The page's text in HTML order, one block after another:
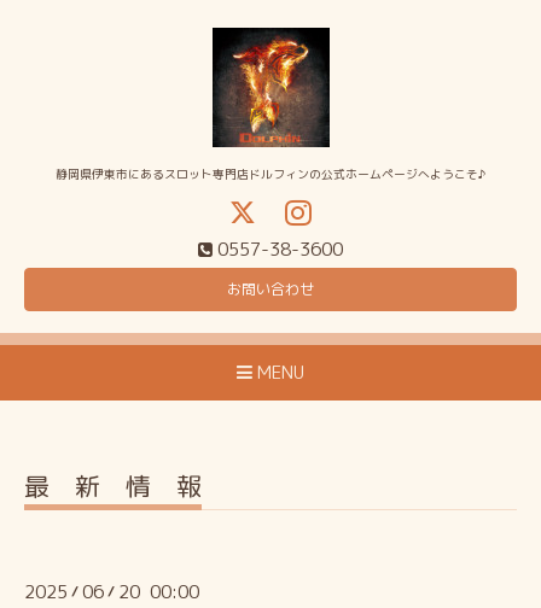
静岡県伊東市にあるスロット専門店ドルフィンの公式ホームページへようこそ♪
0557-38-3600
お問い合わせ
MENU
最 新 情 報
2025 /06/ 20 00:00